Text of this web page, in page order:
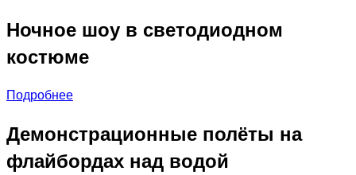
Ночное шоу в светодиодном
костюме
Подробнее
Демонстрационные полёты на
флайбордах над водой